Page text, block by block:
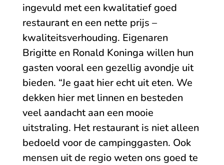
ingevuld met een kwalitatief goed
restaurant en een nette prijs –
kwaliteitsverhouding. Eigenaren
Brigitte en Ronald Koninga willen hun
gasten vooral een gezellig avondje uit
bieden. “Je gaat hier echt uit eten. We
dekken hier met linnen en besteden
veel aandacht aan een mooie
uitstraling. Het restaurant is niet alleen
bedoeld voor de campinggasten. Ook
mensen uit de regio weten ons goed te